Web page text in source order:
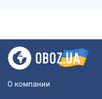
О компании